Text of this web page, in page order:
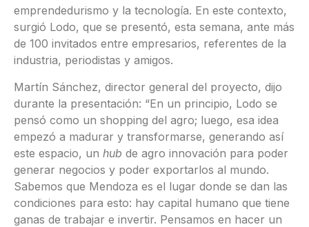
emprendedurismo y la tecnología. En este contexto,
surgió Lodo, que se presentó, esta semana, ante más
de 100 invitados entre empresarios, referentes de la
industria, periodistas y amigos.
Martín Sánchez, director general del proyecto, dijo
durante la presentación: “En un principio, Lodo se
pensó como un shopping del agro; luego, esa idea
empezó a madurar y transformarse, generando así
este espacio, un hub de agro innovación para poder
generar negocios y poder exportarlos al mundo.
Sabemos que Mendoza es el lugar donde se dan las
condiciones para esto: hay capital humano que tiene
ganas de trabajar e invertir. Pensamos en hacer un